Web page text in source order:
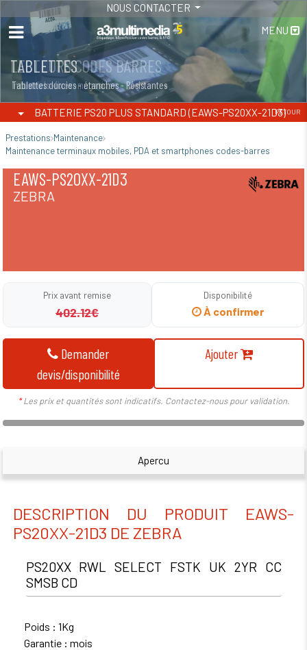
NOUS CONTACTER
MENU
LECTEURS CODES BARRES
Industriels -fixes -magasins
TABLETTES
Tablettes durcies - étanches - Résistantes
BATTERIE PS20 PLUS STANDARD (EAWS-PS20XX-21D3)RETOUR
Prestations Maintenance
Maintenance terminaux mobiles, PDA et smartphones codes-barres
EAWS-PS20XX-21D3
ZEBRA
Prix avant remise
402.12€
Disponibilité
À confirmer
Demander
devis/disponibilité
Ajouter
*Les prix et quantités sont indicatifs. Contactez-nous pour validation.
Apercu
DESCRIPTION DU PRODUIT EAWS-
PS20XX-21D3 DE ZEBRA
PS20XX RWL SELECT FSTK UK 2YR CC
SMSB CD
Poids : 1Kg
Garantie : mois